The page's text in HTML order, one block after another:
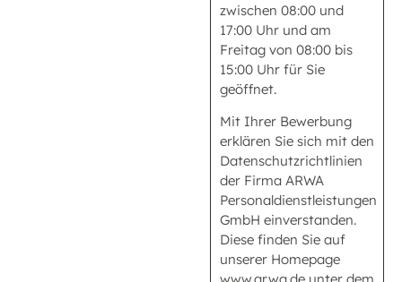
zwischen 08:00 und
17:00 Uhr und am
Freitag von 08:00 bis
15:00 Uhr für Sie
geöffnet.
Mit Ihrer Bewerbung
erklären Sie sich mit den
Datenschutzrichtlinien
der Firma ARWA
Personaldienstleistungen
GmbH einverstanden.
Diese finden Sie auf
unserer Homepage